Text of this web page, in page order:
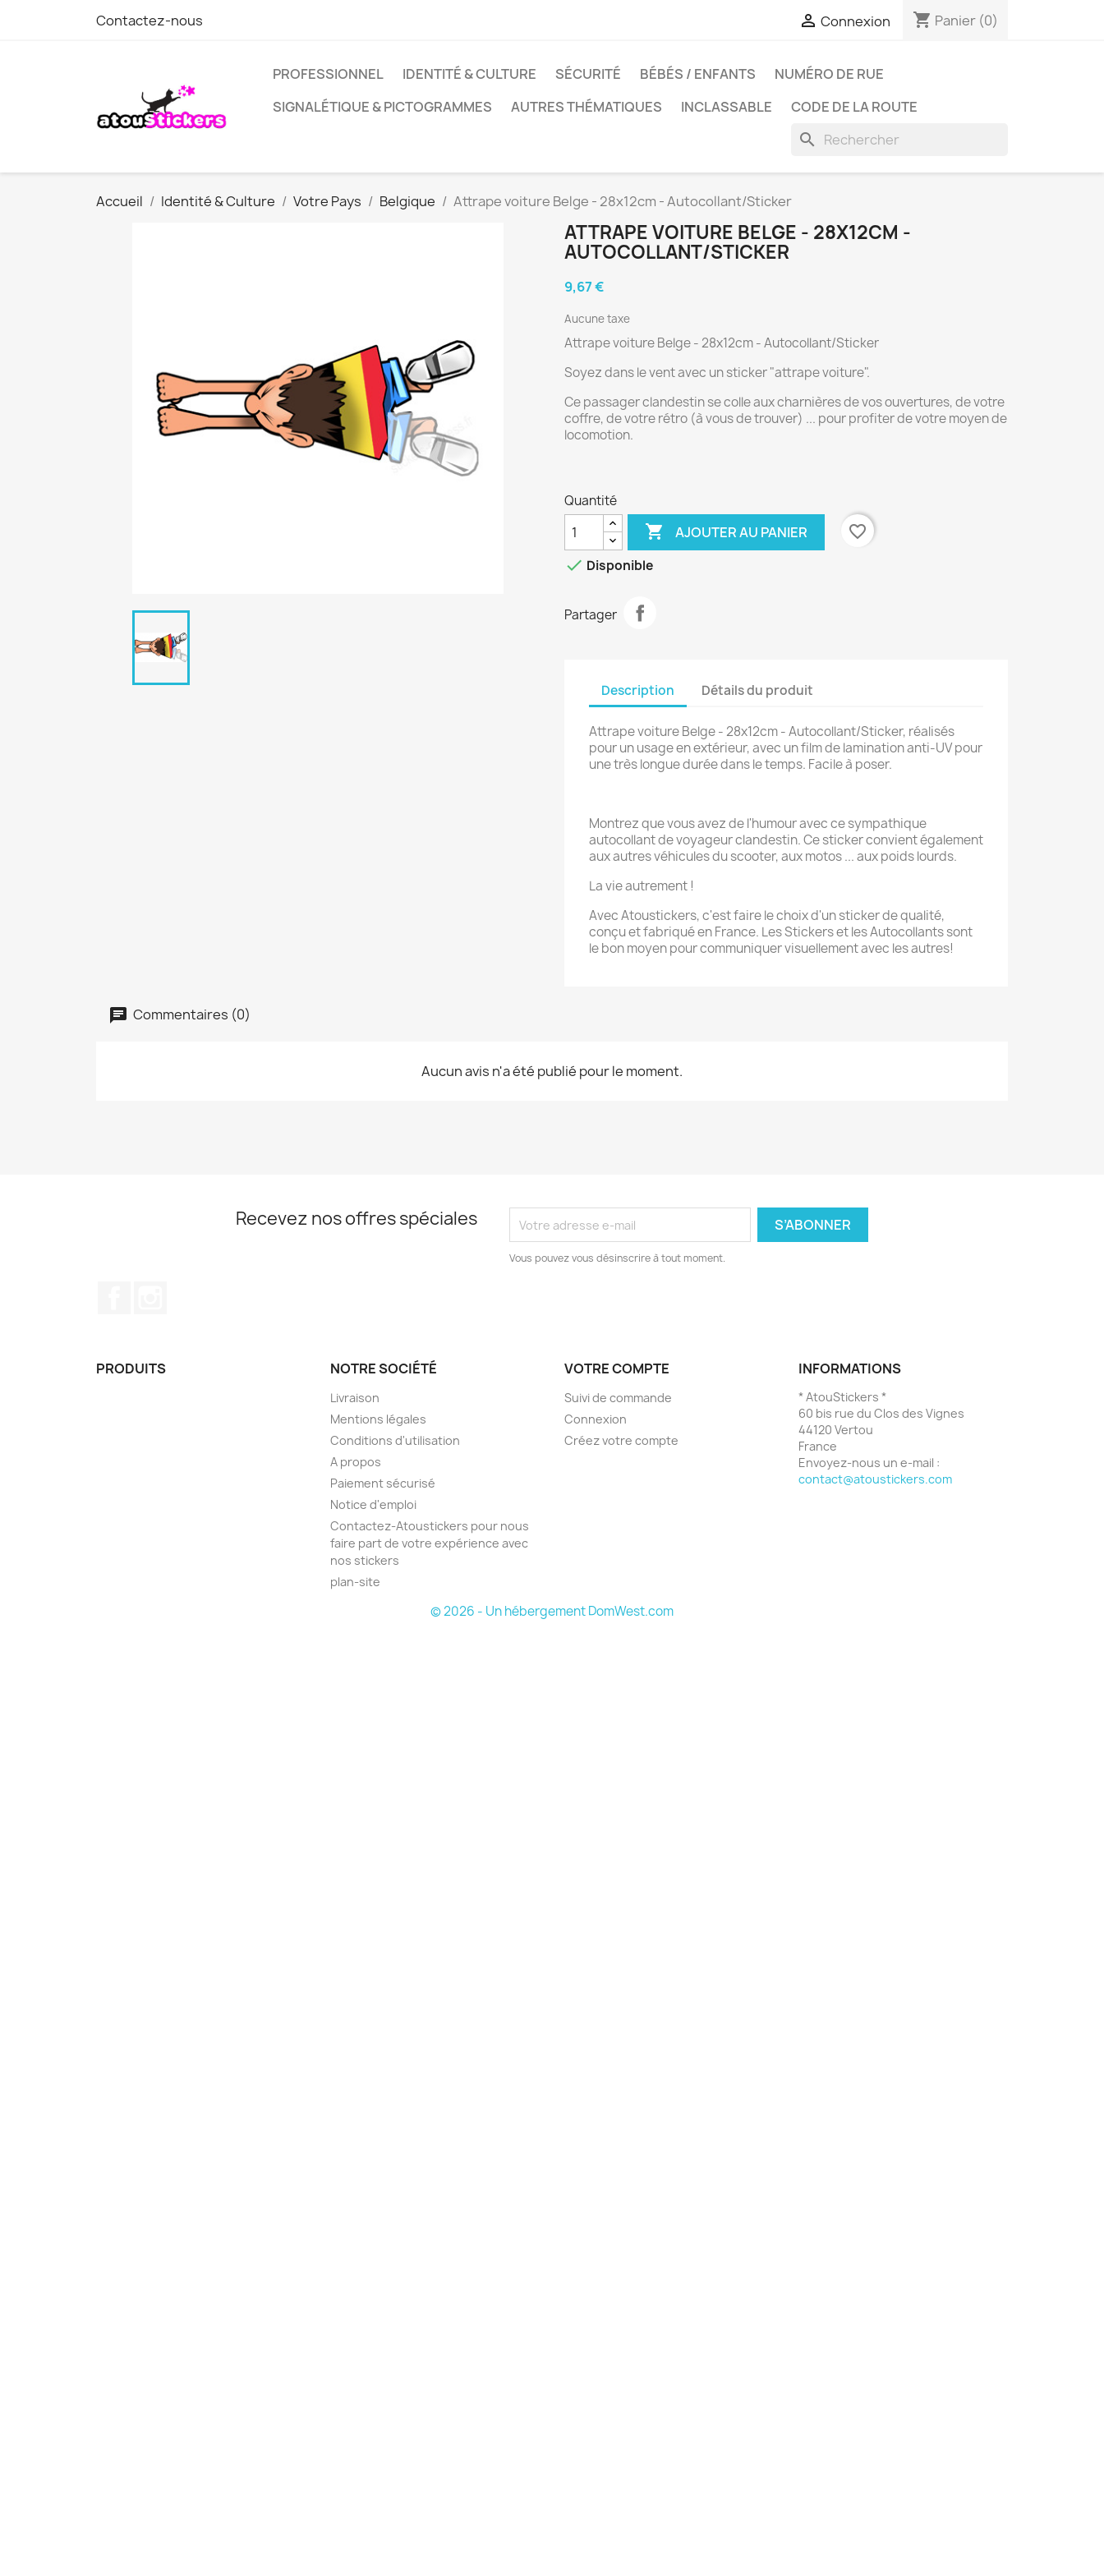
Contactez-nous  Connexion shopping_cart Panier (0)
PROFESSIONNEL IDENTITÉ & CULTURE SÉCURITÉ BÉBÉS / ENFANTS
NUMÉRO DE RUE
SIGNALÉTIQUE & PICTOGRAMMES
AUTRES THÉMATIQUES INCLASSABLE CODE DE LA ROUTE
search
Accueil Identité & Culture Votre Pays Belgique Attrape voiture Belge - 28x12cm - Autocollant/Sticker
ATTRAPE VOITURE BELGE - 28X12CM -
AUTOCOLLANT/STICKER
9,67 €
Aucune taxe
Attrape voiture Belge - 28x12cm - Autocollant/Sticker
Soyez dans le vent avec un sticker "attrape voiture".
Ce passager clandestin se colle aux charnières de vos ouvertures, de votre
coffre, de votre rétro (à vous de trouver) ... pour profiter de votre moyen de
locomotion.
Quantité
 AJOUTER AU PANIER
favorite_border
 Disponible
Partager
Description Détails du produit
Attrape voiture Belge - 28x12cm - Autocollant/Sticker, réalisés
pour un usage en extérieur, avec un film de lamination anti-UV pour
une très longue durée dans le temps. Facile à poser.
Montrez que vous avez de l'humour avec ce sympathique
autocollant de voyageur clandestin. Ce sticker convient également
aux autres véhicules du scooter, aux motos ... aux poids lourds.
La vie autrement !
Avec Atoustickers, c'est faire le choix d'un sticker de qualité,
conçu et fabriqué en France. Les Stickers et les Autocollants sont
le bon moyen pour communiquer visuellement avec les autres!
Commentaires (0)
Aucun avis n'a été publié pour le moment.
Recevez nos offres spéciales
Vous pouvez vous désinscrire à tout moment.
PRODUITS NOTRE SOCIÉTÉ
Livraison
Mentions légales
Conditions d'utilisation
A propos
Paiement sécurisé
Notice d'emploi
Contactez-Atoustickers pour nous
faire part de votre expérience avec
nos stickers
plan-site
VOTRE COMPTE
Suivi de commande
Connexion
Créez votre compte
INFORMATIONS
* AtouStickers *
60 bis rue du Clos des Vignes
44120 Vertou
France
Envoyez-nous un e-mail :
contact@atoustickers.com
© 2026 - Un hébergement DomWest.com